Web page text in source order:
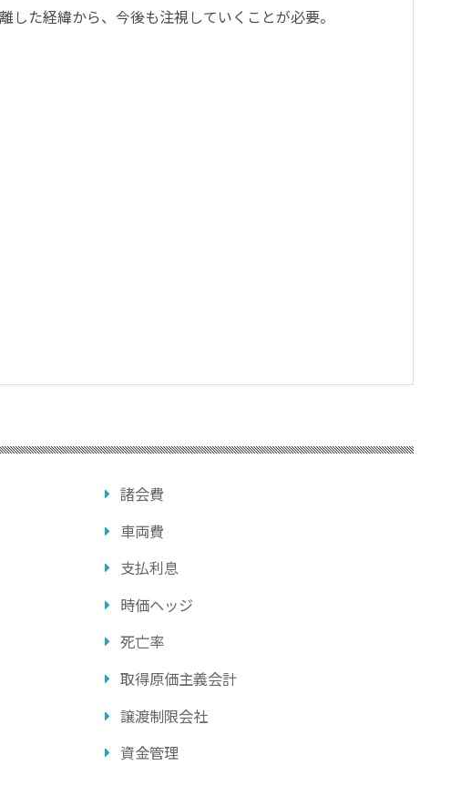
た経緯から、今後も注視していくことが必要。
諸会費
車両費
支払利息
時価ヘッジ
死亡率
取得原価主義会計
譲渡制限会社
資金管理